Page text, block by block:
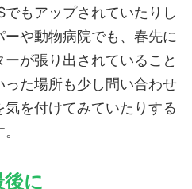
もアップされていたりし
ーや動物病院でも、春先に
が張り出されていること
た場所も少し問い合わせ
を付けてみていたりする
後に